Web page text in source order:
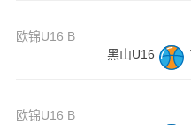
欧锦U16 B
黑山U16
欧锦U16 B